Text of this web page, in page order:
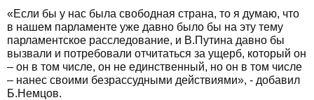
«Если бы у нас была свободная страна, то я думаю, что
в нашем парламенте уже давно было бы на эту тему
парламентское расследование, и В.Путина давно бы
вызвали и потребовали отчитаться за ущерб, который он
– он в том числе, он не единственный, но он в том числе
– нанес своими безрассудными действиями», - добавил
Б.Немцов.